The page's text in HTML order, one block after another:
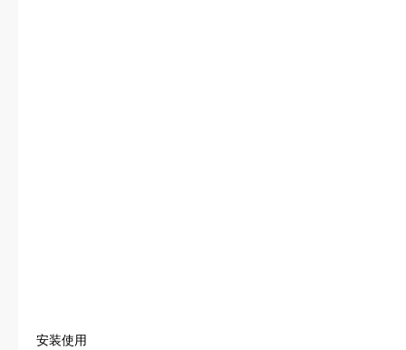
安装使用